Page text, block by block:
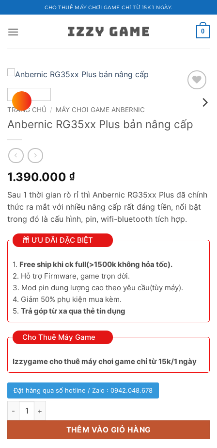
qua
nội
CHO THUÊ MÁY CHƠI GAME CHỈ TỪ 15K 1 NGÀY.
0
Add to
wishlist
TRANG CHỦ / MÁY CHƠI GAME ANBERNIC
Anbernic RG35xx Plus bản nâng cấp
1.390.000 ₫
Sau 1 thời gian rò rỉ thì Anbernic RG35xx Plus đã chính
thức ra mắt với nhiều nâng cấp rất đáng tiền, nổi bật
trong đó là cấu hình, pin, wifi-bluetooth tích hợp.
ƯU ĐÃI ĐẶC BIỆT
1. Free ship khi ck full(>1500k không hỏa tốc).
2. Hỗ trợ Firmware, game trọn đời.
3. Mod pin dung lượng cao theo yêu cầu(tùy máy).
4. Giảm 50% phụ kiện mua kèm.
5. Trả góp từ xa qua thẻ tín dụng
Cho Thuê Máy Game
Izzygame cho thuê máy chơi game chỉ từ 15k/1 ngày
Đặt hàng qua số hotline / Zalo : 0942.048.678
Anbernic RG35xx Plus bản nâng cấp số lượng
THÊM VÀO GIỎ HÀNG